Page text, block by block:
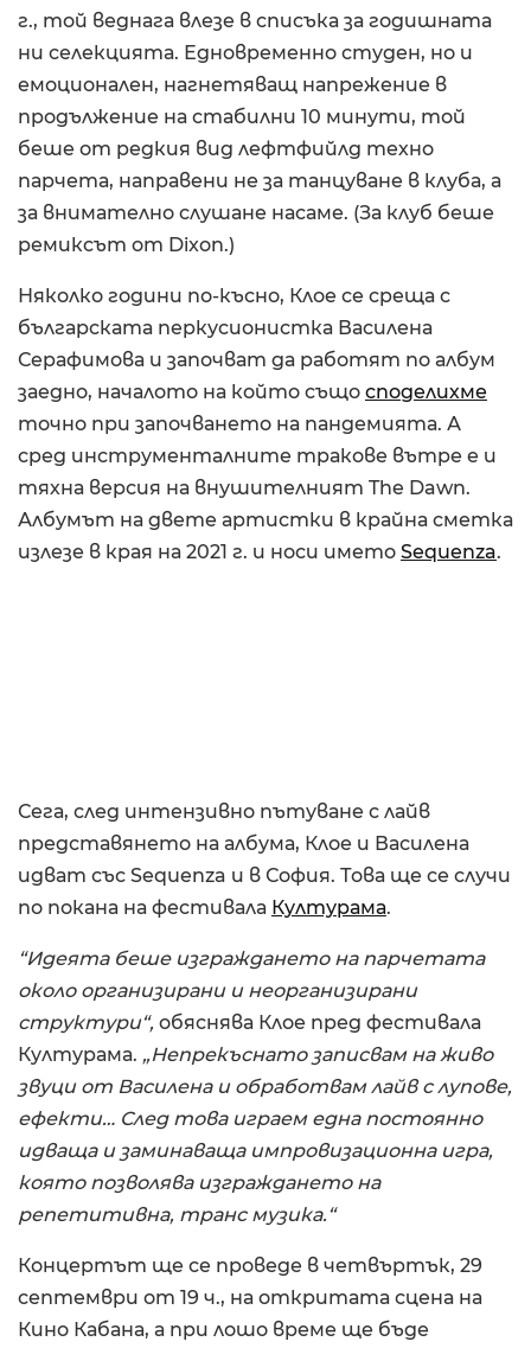
г., той веднага влезе в списъка за годишната
ни селекцията. Едновременно студен, но и
емоционален, нагнетяващ напрежение в
продължение на стабилни 10 минути, той
беше от редкия вид лефтфийлд техно
парчета, направени не за танцуване в клуба, а
за внимателно слушане насаме. (За клуб беше
ремиксът от Dixon.)
Няколко години по-късно, Клое се среща с
българската перкусионистка Василена
Серафимова и започват да работят по албум
заедно, началото на който също споделихме
точно при започването на пандемията. А
сред инструменталните тракове вътре е и
тяхна версия на внушителният The Dawn.
Албумът на двете артистки в крайна сметка
излезе в края на 2021 г. и носи името Sequenza.
Сега, след интензивно пътуване с лайв
представянето на албума, Клое и Василена
идват със Sequenza и в София. Това ще се случи
по покана на фестивала Културама.
“Идеята беше изграждането на парчетата
около организирани и неорганизирани
структури“, обяснява Клое пред фестивала
Културама. „Непрекъснато записвам на живо
звуци от Василена и обработвам лайв с лупове,
ефекти… След това играем една постоянно
идваща и заминаваща импровизационна игра,
която позволява изграждането на
репетитивна, транс музика.“
Концертът ще се проведе в четвъртък, 29
септември от 19 ч., на откритата сцена на
Кино Кабана, а при лошо време ще бъде